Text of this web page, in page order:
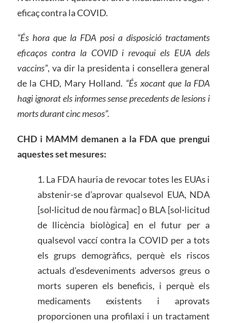
eficaç contra la COVID.
“És hora que la FDA posi a disposició tractaments
eficaços contra la COVID i revoqui els EUA dels
vaccins”, va dir la presidenta i consellera general
de la CHD, Mary Holland. “És xocant que la FDA
hagi ignorat els informes sense precedents de lesions i
morts durant cinc mesos”.
CHD i MAMM demanen a la FDA que prengui
aquestes set mesures:
1. La FDA hauria de revocar totes les EUAs i
abstenir-se d’aprovar qualsevol EUA, NDA
[sol·licitud de nou fàrmac] o BLA [sol·licitud
de llicència biològica] en el futur per a
qualsevol vaccí contra la COVID per a tots
els grups demogràfics, perquè els riscos
actuals d’esdeveniments adversos greus o
morts superen els beneficis, i perquè els
medicaments existents i aprovats
proporcionen una profilaxi i un tractament